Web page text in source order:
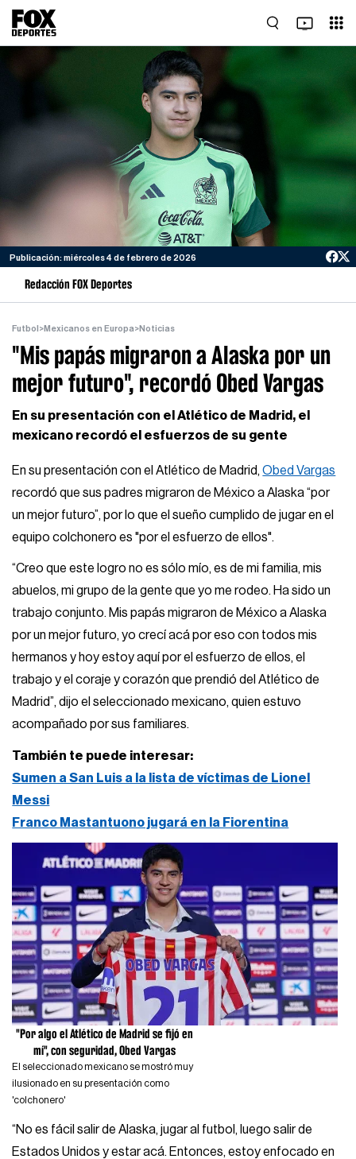
Publicación: miércoles 4 de febrero de 2026
Redacción FOX Deportes
Futbol >Mexicanos en Europa>Noticias
"Mis papás migraron a Alaska por un
mejor futuro", recordó Obed Vargas
En su presentación con el Atlético de Madrid, el
mexicano recordó el esfuerzos de su gente
En su presentación con el Atlético de Madrid,Obed Vargas
recordó que sus padres migraron de México a Alaska “por
un mejor futuro”, por lo que el sueño cumplido de jugar en el
equipo colchonero es "por el esfuerzo de ellos".
“Creo que este logro no es sólo mío, es de mi familia, mis
abuelos, mi grupo de la gente que yo me rodeo. Ha sido un
trabajo conjunto. Mis papás migraron de México a Alaska
por un mejor futuro, yo crecí acá por eso con todos mis
hermanos y hoy estoy aquí por el esfuerzo de ellos, el
trabajo y el coraje y corazón que prendió del Atlético de
Madrid”, dijo el seleccionado mexicano, quien estuvo
acompañado por sus familiares.
También te puede interesar:
Sumen a San Luis a la lista de víctimas de Lionel
Messi
Franco Mastantuono jugará en la Fiorentina
"Por algo el Atlético de Madrid se fijó en
mí", con seguridad, Obed Vargas
El seleccionado mexicano se mostró muy
ilusionado en su presentación como
'colchonero'
“No es fácil salir de Alaska, jugar al futbol, luego salir de
Estados Unidos y estar acá. Entonces, estoy enfocado en